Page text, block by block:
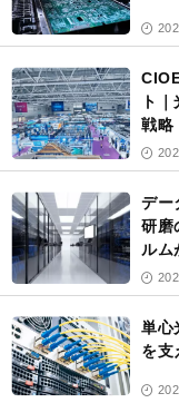
ト
戦略
デー
研磨
ルム
単心
を支